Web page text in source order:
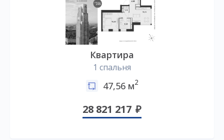
Квартира
1 спальня
47,56 м2
28 821 217